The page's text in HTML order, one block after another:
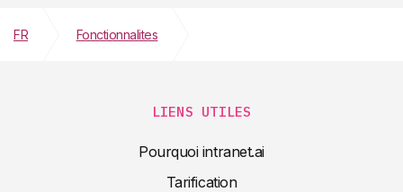
FR Fonctionnalites
LIENS UTILES
Pourquoi intranet.ai
Tarification